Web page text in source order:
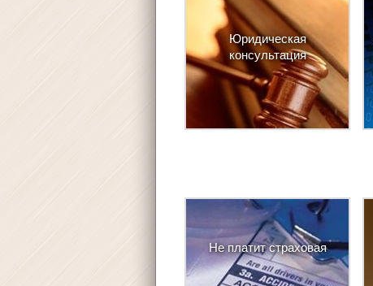
Юридическая
консультация
Не платит страховая